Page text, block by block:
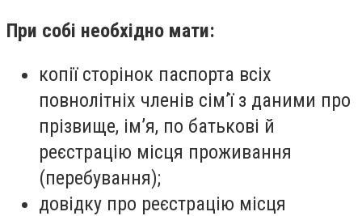
При собі необхідно мати:
копії сторінок паспорта всіх
повнолітніх членів сім’ї з даними про
прізвище, ім’я, по батькові й
реєстрацію місця проживання
(перебування);
довідку про реєстрацію місця